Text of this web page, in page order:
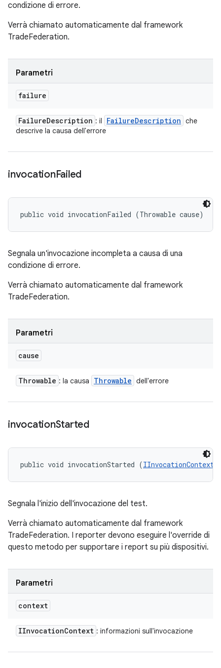
condizione di errore.
Verrà chiamato automaticamente dal framework
TradeFederation.
Parametri
failure
FailureDescription : il FailureDescription che
descrive la causa dell'errore
invocationFailed
public void invocationFailed (Throwable cause)
Segnala un'invocazione incompleta a causa di una
condizione di errore.
Verrà chiamato automaticamente dal framework
TradeFederation.
Parametri
cause
Throwable : la causa Throwable dell'errore
invocationStarted
public void invocationStarted (IInvocationContext
Segnala l'inizio dell'invocazione del test.
Verrà chiamato automaticamente dal framework
TradeFederation. I reporter devono eseguire l'override di
questo metodo per supportare i report su più dispositivi.
Parametri
context
IInvocationContext : informazioni sull'invocazione